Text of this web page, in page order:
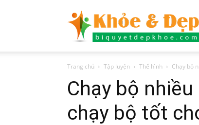
Trang chủ Tập luyện Thể hình Chạy bộ
Chạy bộ
chạy bộ tốt